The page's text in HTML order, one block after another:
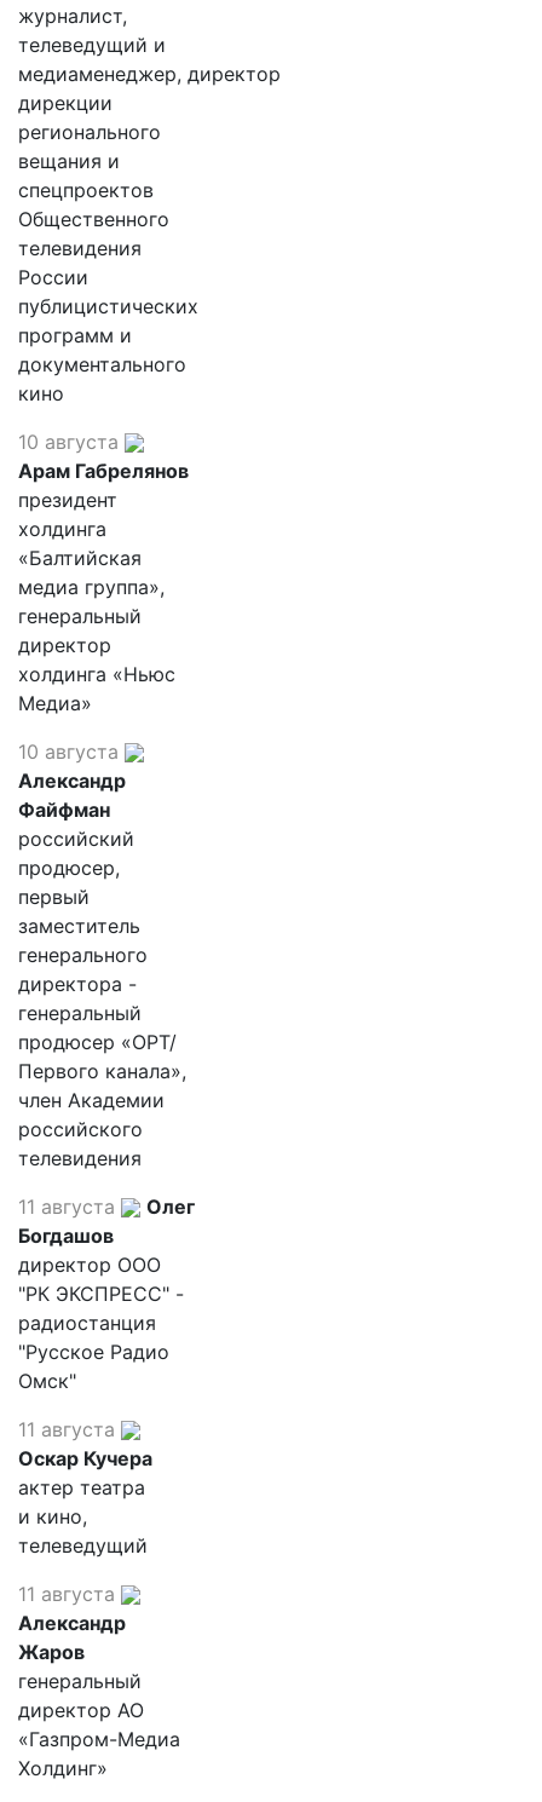
журналист,
телеведущий и
медиаменеджер, директор
дирекции
регионального
вещания и
спецпроектов
Общественного
телевидения
России
публицистических
программ и
документального
кино
10 августа
Арам Габрелянов
президент
холдинга
«Балтийская
медиа группа»,
генеральный
директор
холдинга «Ньюс
Медиа»
10 августа
Александр
Файфман
российский
продюсер,
первый
заместитель
генерального
директора -
генеральный
продюсер «ОРТ/
Первого канала»,
член Академии
российского
телевидения
11 августа
Олег
Богдашов
директор ООО
"РК ЭКСПРЕСС" -
радиостанция
"Русское Радио
Омск"
11 августа
Оскар Кучера
актер театра
и кино,
телеведущий
11 августа
Александр
Жаров
генеральный
директор АО
«Газпром-Медиа
Холдинг»